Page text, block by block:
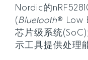
Nordic的
(Bluetooth® Low
芯片级系统
示工具提供处理